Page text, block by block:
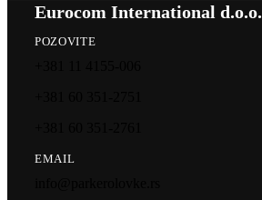
Eurocom International d.o.o.
POZOVITE
EMAIL